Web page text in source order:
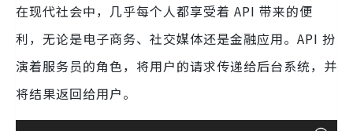
在现代社会中，几乎每个人都享受着 API 带来的便
利，无论是电子商务、社交媒体还是金融应用。API 扮
演着服务员的角色，将用户的请求传递给后台系统，并
将结果返回给用户。